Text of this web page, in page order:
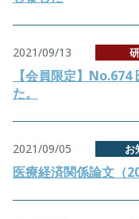
2021/09/13
【会員限定】
た。
2021/09/05 お
医療経済関係論文（